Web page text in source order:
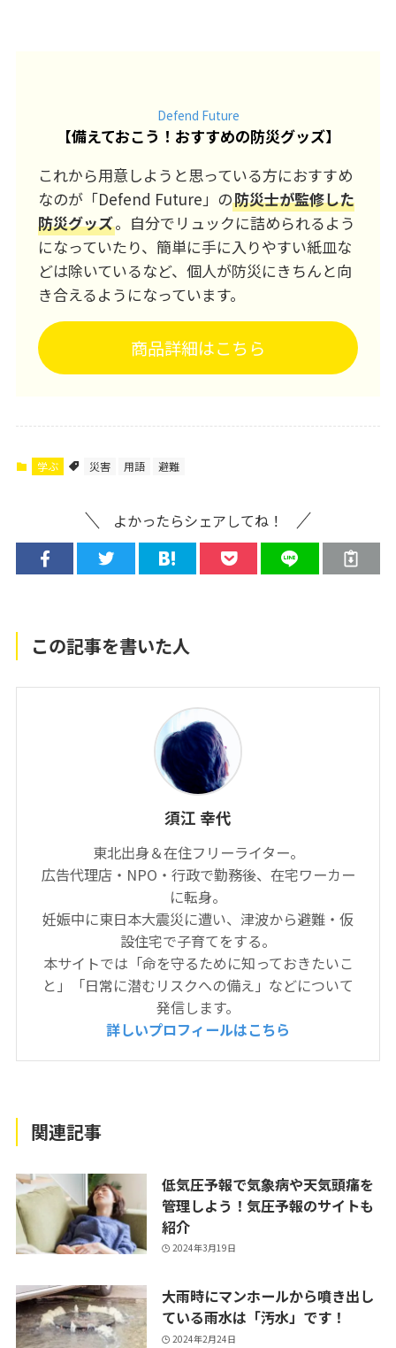
Defend Future
【備えておこう！おすすめの防災グッズ】
これから用意しようと思っている方におすすめ
なのが「Defend Future」の防災士が監修した
防災グッズ。自分でリュックに詰められるよう
になっていたり、簡単に手に入りやすい紙皿な
どは除いているなど、個人が防災にきちんと向
き合えるようになっています。
商品詳細はこちら
学ぶ 災害 用語 避難
よかったらシェアしてね！
この記事を書いた人
須江 幸代
東北出身＆在住フリーライター。
広告代理店・NPO・行政で勤務後、在宅ワーカー
に転身。
妊娠中に東日本大震災に遭い、津波から避難・仮
設住宅で子育てをする。
本サイトでは「命を守るために知っておきたいこ
と」「日常に潜むリスクへの備え」などについて
発信します。
詳しいプロフィールはこちら
関連記事
低気圧予報で気象病や天気頭痛を
管理しよう！気圧予報のサイトも
紹介
2024年3月19日
大雨時にマンホールから噴き出し
ている雨水は「汚水」です！
2024年2月24日